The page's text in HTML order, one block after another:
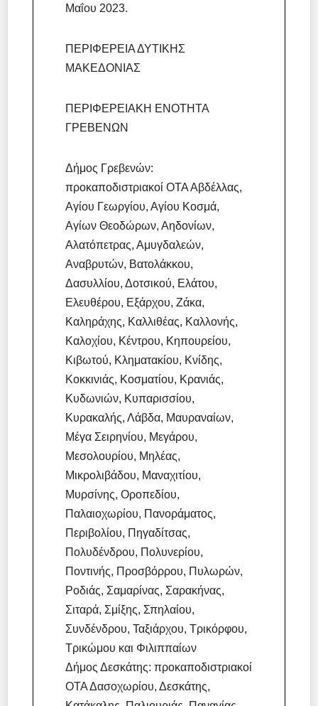
Μαΐου 2023.
ΠΕΡΙΦΕΡΕΙΑ ΔΥΤΙΚΗΣ
ΜΑΚΕΔΟΝΙΑΣ
ΠΕΡΙΦΕΡΕΙΑΚΗ ΕΝΟΤΗΤΑ
ΓΡΕΒΕΝΩΝ
Δήμος Γρεβενών:
προκαποδιστριακοί ΟΤΑ Αβδέλλας,
Αγίου Γεωργίου, Αγίου Κοσμά,
Αγίων Θεοδώρων, Αηδονίων,
Αλατόπετρας, Αμυγδαλεών,
Αναβρυτών, Βατολάκκου,
Δασυλλίου, Δοτσικού, Ελάτου,
Ελευθέρου, Εξάρχου, Ζάκα,
Καληράχης, Καλλιθέας, Καλλονής,
Καλοχίου, Κέντρου, Κηπουρείου,
Κιβωτού, Κληματακίου, Κνίδης,
Κοκκινιάς, Κοσματίου, Κρανιάς,
Κυδωνιών, Κυπαρισσίου,
Κυρακαλής, Λάβδα, Μαυραναίων,
Μέγα Σειρηνίου, Μεγάρου,
Μεσολουρίου, Μηλέας,
Μικρολιβάδου, Μαναχιτίου,
Μυρσίνης, Οροπεδίου,
Παλαιοχωρίου, Πανοράματος,
Περιβολίου, Πηγαδίτσας,
Πολυδένδρου, Πολυνερίου,
Ποντινής, Προσβόρρου, Πυλωρών,
Ροδιάς, Σαμαρίνας, Σαρακήνας,
Σιταρά, Σμίξης, Σπηλαίου,
Συνδένδρου, Ταξιάρχου, Τρικόρφου,
Τρικώμου και Φιλιππαίων
Δήμος Δεσκάτης: προκαποδιστριακοί
ΟΤΑ Δασοχωρίου, Δεσκάτης,